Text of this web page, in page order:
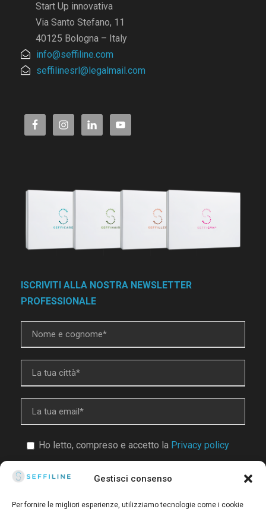
Gestisci consenso
Per fornire le migliori esperienze, utilizziamo tecnologie come i cookie
Start Up innovativa
Via Santo Stefano, 11
40125 Bologna – Italy
info@seffiline.com
seffilinesrl@legalmail.com
ISCRIVITI ALLA NOSTRA NEWSLETTER
PROFESSIONALE
Ho letto, compreso e accetto la Privacy policy